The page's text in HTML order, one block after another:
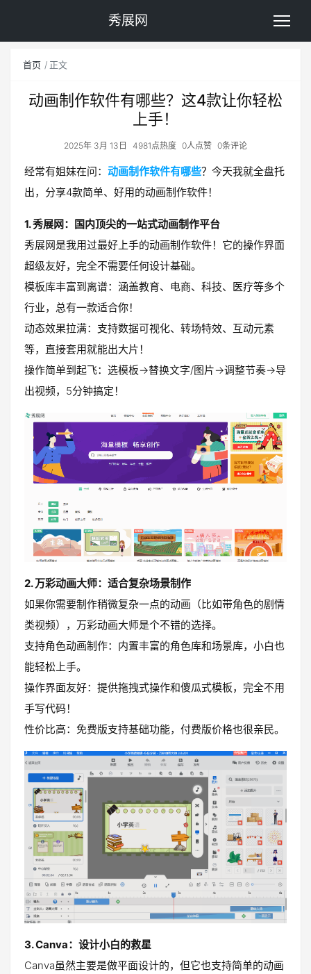
秀展网
首页 正文
动画制作软件有哪些？这4款让你轻松
上手！
2025年 3月 13日 4981点热度 0人点赞 0条评论
经常有姐妹在问： 动画制作软件有哪些？今天我就全盘托
出，分享4款简单、好用的动画制作软件！
1. 秀展网：国内顶尖的一站式动画制作平台
秀展网是我用过最好上手的动画制作软件！它的操作界面
超级友好，完全不需要任何设计基础。
模板库丰富到离谱：涵盖教育、电商、科技、医疗等多个
行业，总有一款适合你！
动态效果拉满：支持数据可视化、转场特效、互动元素
等，直接套用就能出大片！
操作简单到起飞：选模板→替换文字/图片→调整节奏→导
出视频，5分钟搞定！
2. 万彩动画大师：适合复杂场景制作
如果你需要制作稍微复杂一点的动画（比如带角色的剧情
类视频），万彩动画大师是个不错的选择。
支持角色动画制作：内置丰富的角色库和场景库，小白也
能轻松上手。
操作界面友好：提供拖拽式操作和傻瓜式模板，完全不用
手写代码！
性价比高：免费版支持基础功能，付费版价格也很亲民。
3. Canva：设计小白的救星
Canva虽然主要是做平面设计的，但它也支持简单的动画